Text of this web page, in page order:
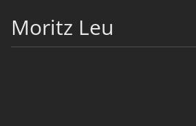
Moritz Leu